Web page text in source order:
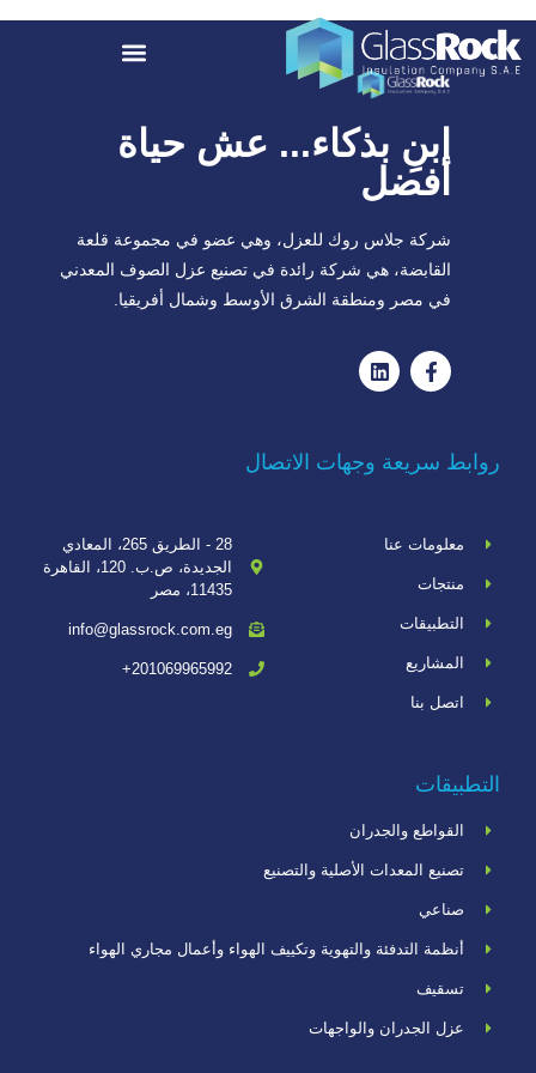
ابنِ بذكاء... عش حياة
أفضل
شركة جلاس روك للعزل، وهي عضو في مجموعة قلعة
القابضة، هي شركة رائدة في تصنيع عزل الصوف المعدني
في مصر ومنطقة الشرق الأوسط وشمال أفريقيا.
روابط سريعة وجهات الاتصال
معلومات عنا
منتجات
التطبيقات
المشاريع
اتصل بنا
28 - الطريق 265، المعادي
الجديدة، ص.ب. 120، القاهرة
11435، مصر
info@glassrock.com.eg
201069965992+
التطبيقات
القواطع والجدران
تصنيع المعدات الأصلية والتصنيع
صناعي
أنظمة التدفئة والتهوية وتكييف الهواء وأعمال مجاري الهواء
تسقيف
عزل الجدران والواجهات